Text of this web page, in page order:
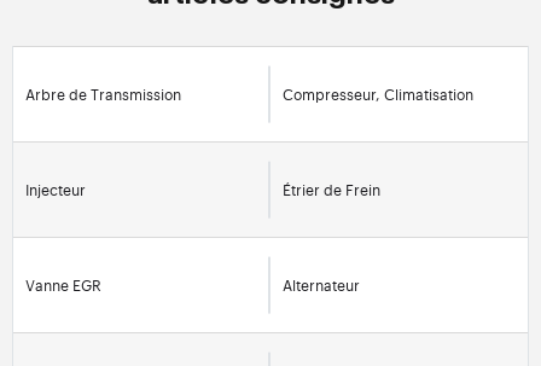
Arbre de Transmission Compresseur, Climatisation
Injecteur Étrier de Frein
Vanne EGR Alternateur